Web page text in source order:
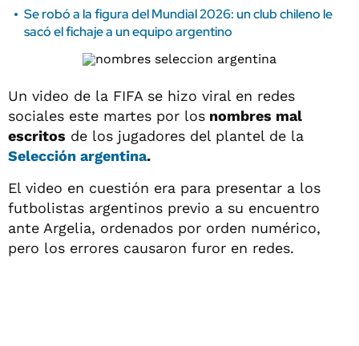
Se robó a la figura del Mundial 2026: un club chileno le
sacó el fichaje a un equipo argentino
Un video de la FIFA se hizo viral en redes
sociales este martes por los nombres mal
escritos de los jugadores del plantel de la
Selección argentina.
El video en cuestión era para presentar a los
futbolistas argentinos previo a su encuentro
ante Argelia, ordenados por orden numérico,
pero los errores causaron furor en redes.